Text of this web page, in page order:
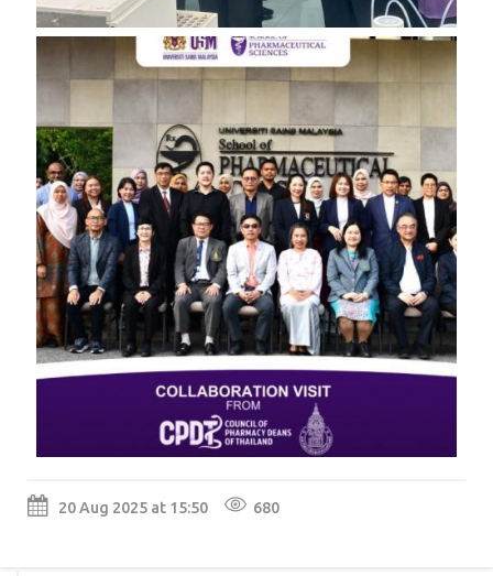
20 Aug 2025 at 15:50 680